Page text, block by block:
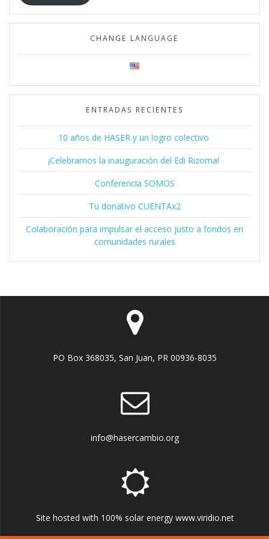
CHANGE LANGUAGE
ENTRADAS RECIENTES
10 años de HASER y un logro colectivo
¡Celebramos la inauguración del Edi Rizoma!
Conferencia SOMOS
Tu donativo CUENTAx2
Colaboración para impulsar el acceso justo a fondos en
comunidades rurales
PO Box 368035, San Juan, PR 00936-8035
info@hasercambio.org
Site hosted with 100% solar energy www.viridio.net